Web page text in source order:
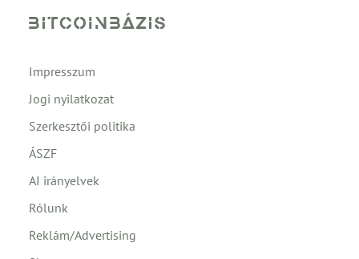
Impresszum
Jogi nyilatkozat
Szerkesztői politika
ÁSZF
AI irányelvek
Rólunk
Reklám/Advertising